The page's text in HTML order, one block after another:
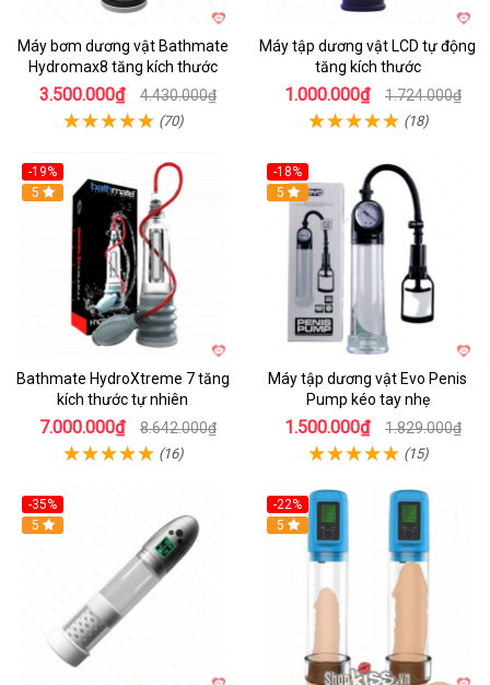
Máy bơm dương vật Bathmate
Hydromax8 tăng kích thước
3.500.000₫ 4.430.000₫
(70)
Máy tập dương vật LCD tự động
tăng kích thước
1.000.000₫ 1.724.000₫
(18)
-19%
Hot
5
Bathmate HydroXtreme 7 tăng
kích thước tự nhiên
7.000.000₫ 8.642.000₫
(16)
-18%
Hot
5
Máy tập dương vật Evo Penis
Pump kéo tay nhẹ
1.500.000₫ 1.829.000₫
(15)
-35%
Hot
5
-22%
Hot
5